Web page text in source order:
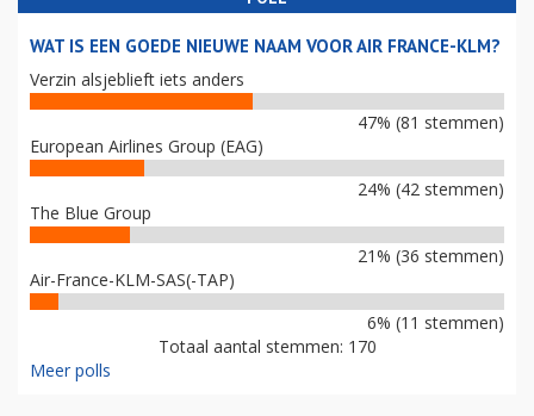
WAT IS EEN GOEDE NIEUWE NAAM VOOR AIR FRANCE-KLM?
Verzin alsjeblieft iets anders
47% (81 stemmen)
European Airlines Group (EAG)
24% (42 stemmen)
The Blue Group
21% (36 stemmen)
Air-France-KLM-SAS(-TAP)
6% (11 stemmen)
Totaal aantal stemmen: 170
Meer polls